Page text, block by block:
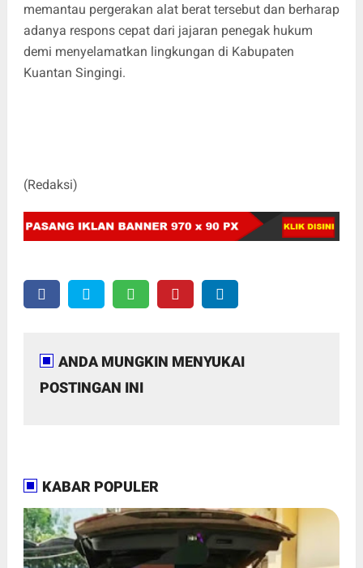
memantau pergerakan alat berat tersebut dan berharap
adanya respons cepat dari jajaran penegak hukum
demi menyelamatkan lingkungan di Kabupaten
Kuantan Singingi.
(Redaksi)
ANDA MUNGKIN MENYUKAI
POSTINGAN INI
KABAR POPULER